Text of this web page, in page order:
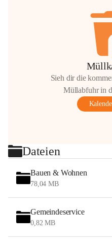
Sieh dir die
Müllabfuhr in
Dateien
Bauen & Wohnen
78,04 MB
Gemeindeservice
0,82 MB